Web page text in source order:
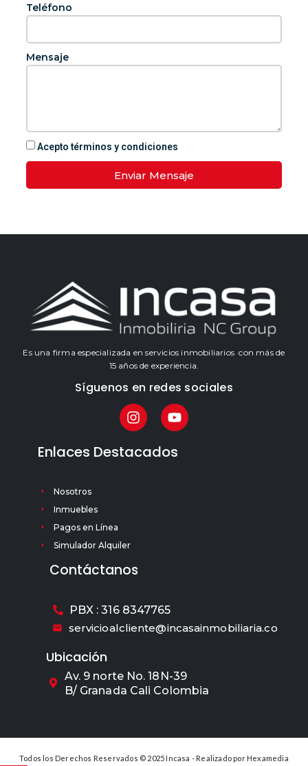
Teléfono
Mensaje
Acepto términos y condiciones
Enviar Mensaje
Es una firma especializada en servicios inmobiliarios con más de
15 años de experiencia.
Síguenos en redes sociales
Enlaces Destacados
Nosotros
Inmuebles
Pagos en Línea
Simulador Alquiler
Contáctanos
PBX : 316 8347765
servicioalcliente@incasainmobiliaria.co
Ubicación
Av. 9 norte No. 18N-39
B/ Granada Cali Colombia
Todos los Derechos Reservados © 2025 Incasa - Realizado por Hexamedia